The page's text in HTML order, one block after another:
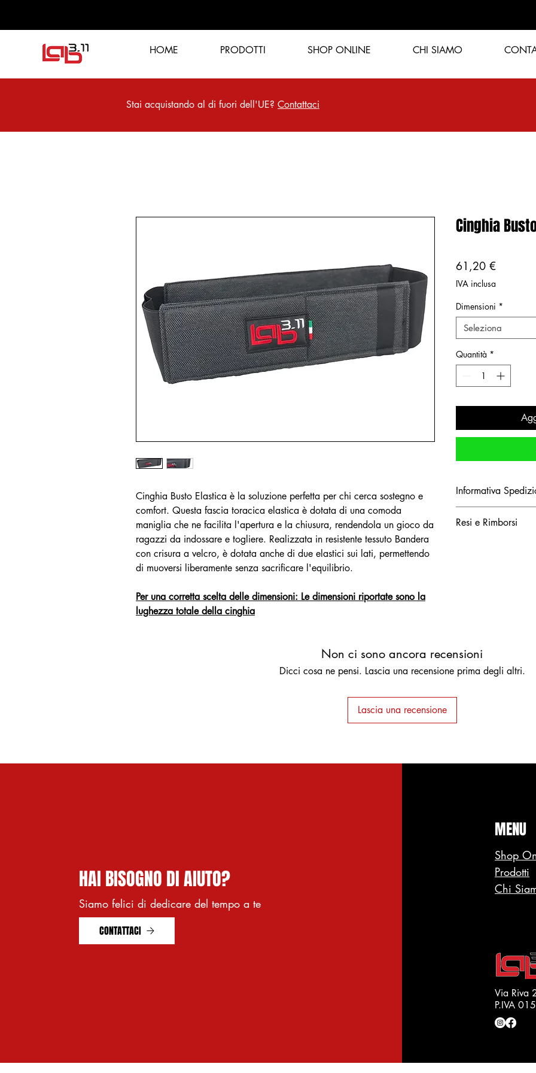
HOME PRODOTTI SHOP ONLINE CHI SIAMO
Stai acquistando al di fuori dell'UE? Contattaci
Cinghia Busto Elastica è la soluzione perfetta per chi cerca sostegno e
comfort. Questa fascia toracica elastica è dotata di una comoda
maniglia che ne facilita l'apertura e la chiusura, rendendola un gioco da
ragazzi da indossare e togliere. Realizzata in resistente tessuto Bandera
con crisura a velcro, è dotata anche di due elastici sui lati, permettendo
di muoversi liberamente senza sacrificare l'equilibrio.
Per una corretta scelta delle dimensioni: Le dimensioni riportate sono la
lughezza totale della cinghia
Cinghia
61,20 €Prezzo
IVA inclusa
Dimensioni *
Seleziona
Quantità *
Informativa
consegna inserito. Al
Resi e Rimborsi
Non ci sono ancora recensioni
Dicci cosa ne pensi. Lascia una recensione prima degli altri.
Lascia una recensione
HAI BISOGNO DI AIUTO?
Siamo felici di dedicare del tempo a te
CONTATTACI
MENU
Shop
Prodotti
Chi
Via Riva
P.IVA